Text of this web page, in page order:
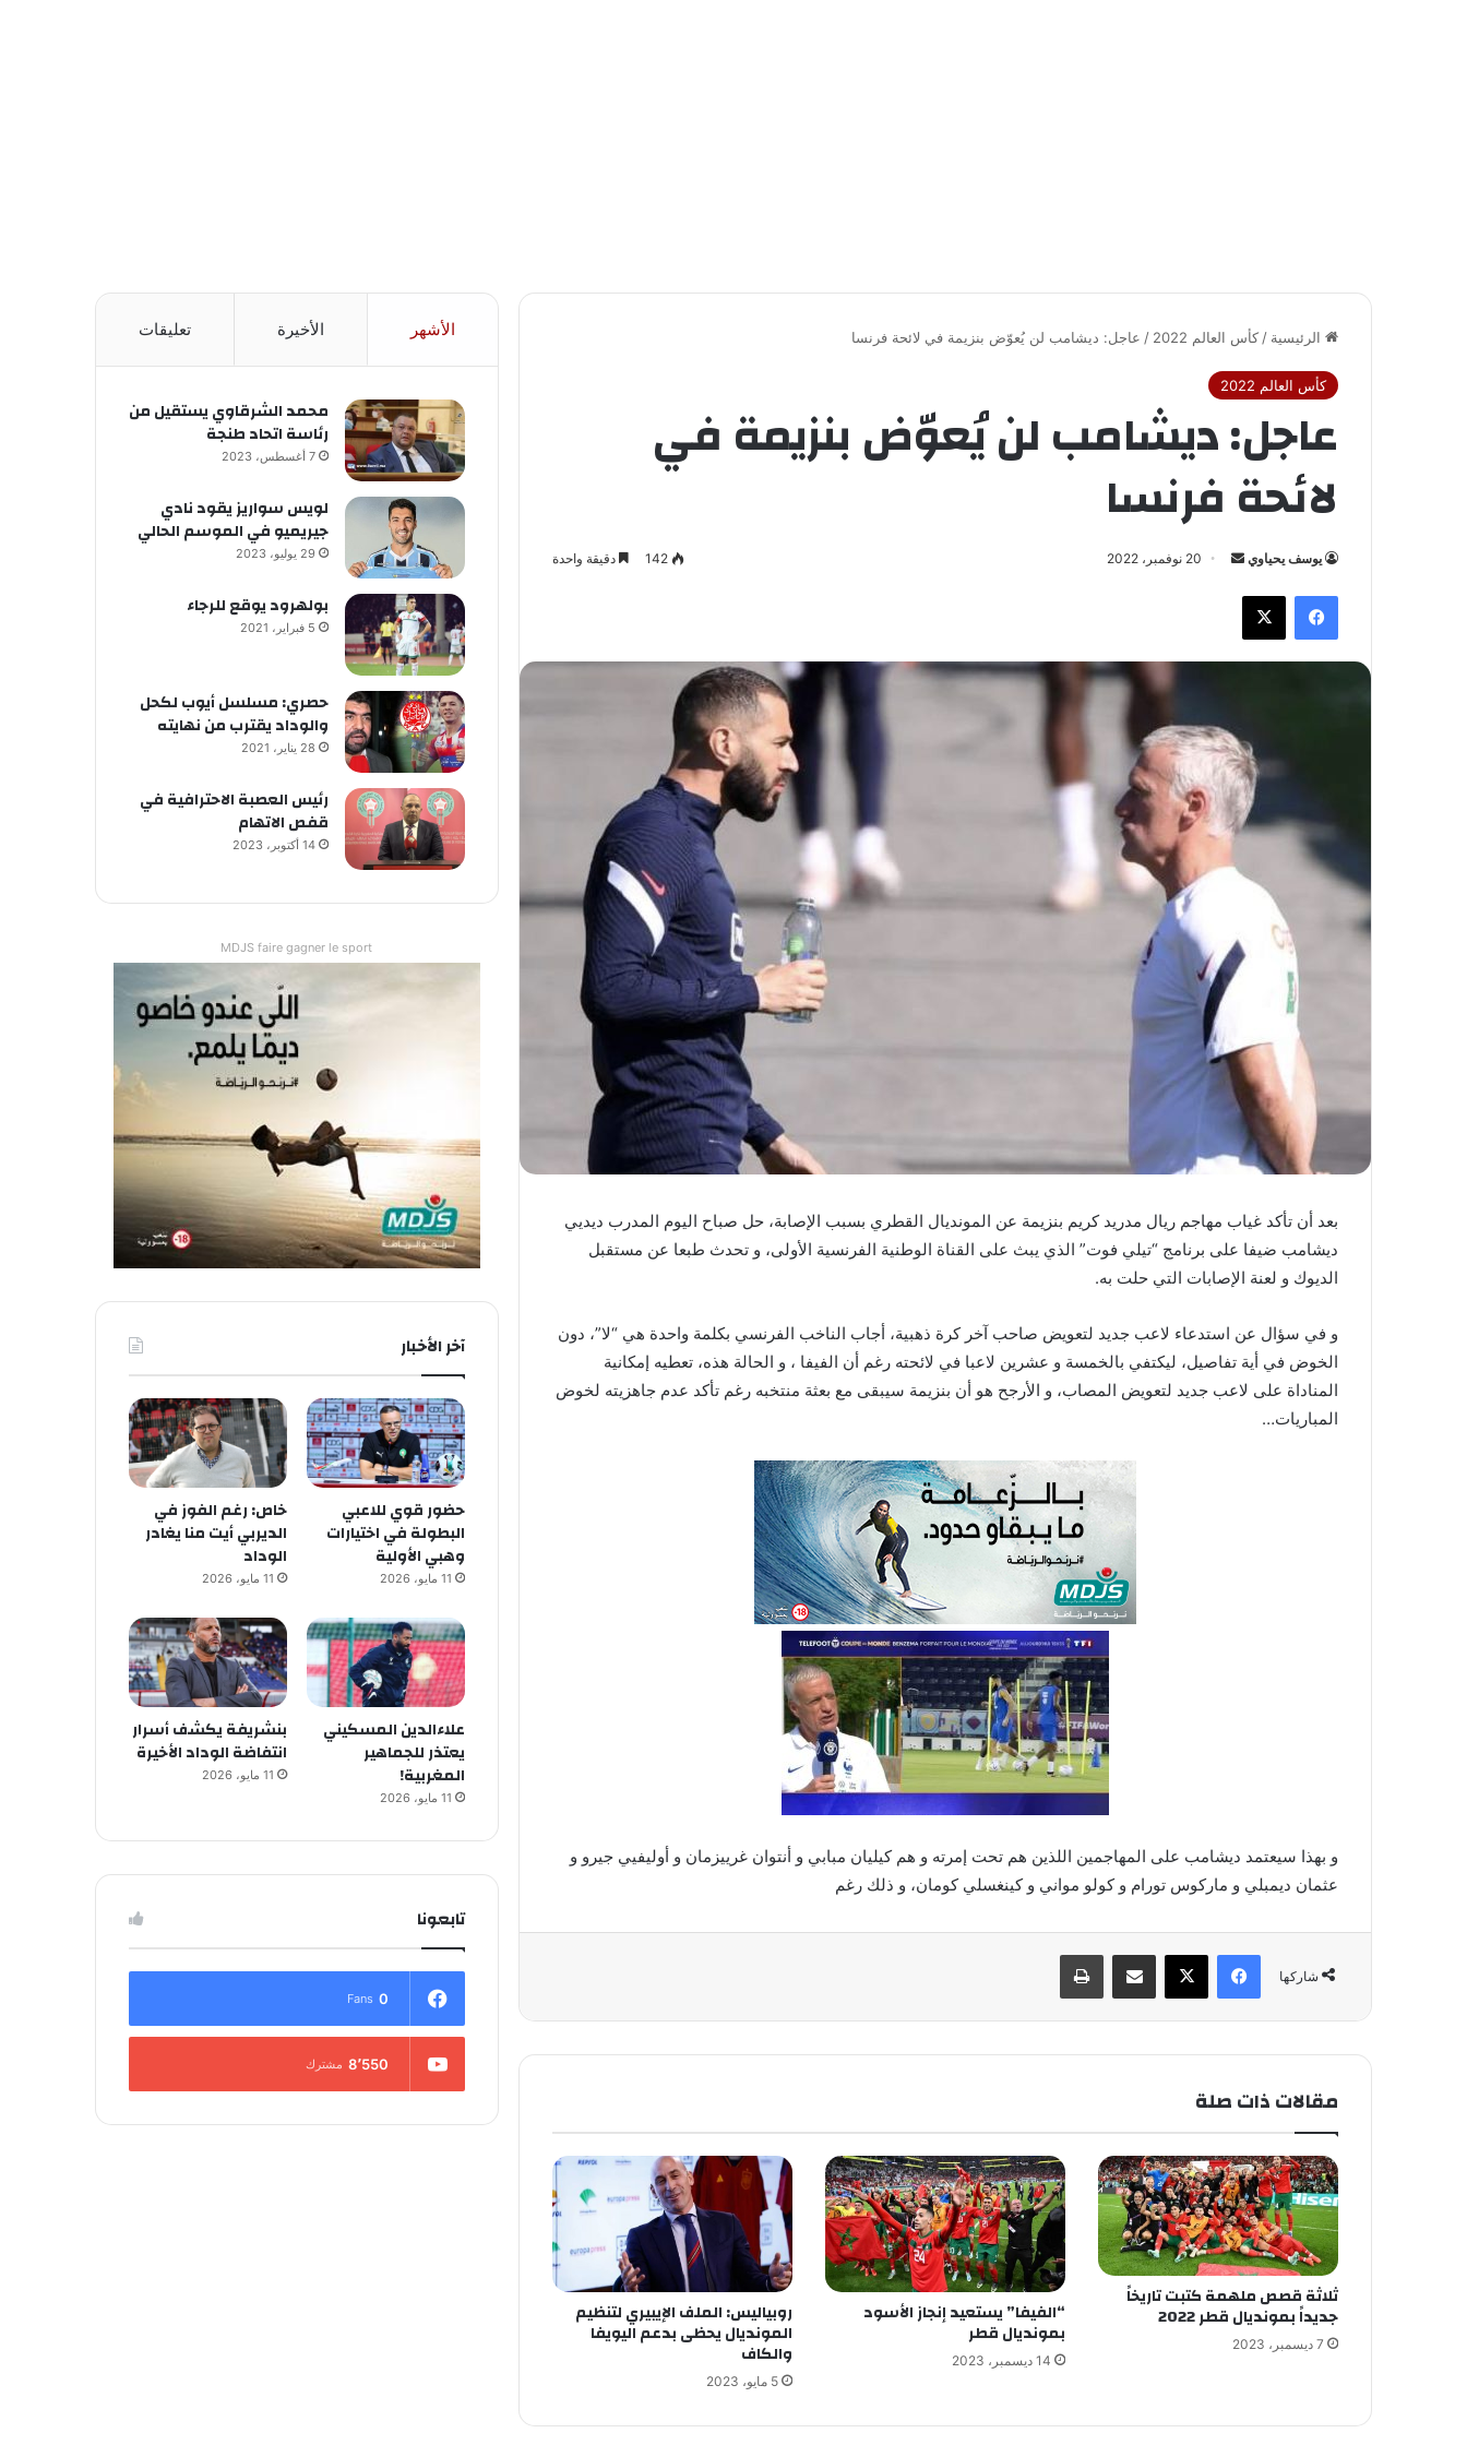
الرئيسية /كأس العالم 2022 / عاجل: ديشامب لن يُعوّض بنزيمة في لائحة فرنسا
كأس العالم 2022
عاجل: ديشامب لن يُعوّض بنزيمة في
لائحة فرنسا
يوسف يحياوي
ب
د
ا
إ
ل
ت
ن
ي
20 نوفمبر، 2022 142 دقيقة واحدة
فيسبوك
بعد أن تأكد غياب مهاجم ريال مدريد كريم بنزيمة عن المونديال القطري بسبب الإصابة، حل صباح اليوم المدرب ديديي
ديشامب ضيفا على برنامج “تيلي فوت” الذي يبث على القناة الوطنية الفرنسية الأولى، و تحدث طبعا عن مستقبل
الديوك و لعنة الإصابات التي حلت به.
و في سؤال عن استدعاء لاعب جديد لتعويض صاحب آخر كرة ذهبية، أجاب الناخب الفرنسي بكلمة واحدة هي “لا”، دون
الخوض في أية تفاصيل، ليكتفي بالخمسة و عشرين لاعبا في لائحته رغم أن الفيفا ، و الحالة هذه، تعطيه إمكانية
المناداة على لاعب جديد لتعويض المصاب، و الأرجح هو أن بنزيمة سيبقى مع بعثة منتخبه رغم تأكد عدم جاهزيته لخوض
المباريات…
و بهذا سيعتمد ديشامب على المهاجمين اللذين هم تحت إمرته و هم كيليان مبابي و أنتوان غرييزمان و أوليفيي جيرو و
عثمان ديمبلي و ماركوس تورام و كولو مواني و كينغسلي كومان، و ذلك رغم
شاركها
فيسبوك
مقالات ذات صلة
ثلاثة قصص ملهمة كتبت تاريخاً
جديداً بمونديال قطر 2022
7 ديسمبر، 2023
“الفيفا” يستعيد إنجاز الأسود
بمونديال قطر
14 ديسمبر، 2023
روبياليس: الملف الإيبيري لتنظيم
المونديال يحظى بدعم اليويفا
والكاف
5 مايو، 2023
الأشهر الأخيرة تعليقات
محمد الشرقاوي يستقيل من
رئاسة اتحاد طنجة
7 أغسطس، 2023
لويس سواريز يقود نادي
جيريميو في الموسم الحالي
29 يوليو، 2023
بولهرود يوقع للرجاء
5 فبراير، 2021
حصري: مسلسل أيوب لكحل
والوداد يقترب من نهايته
28 يناير، 2021
رئيس العصبة الاحترافية في
قفص الاتهام
14 أكتوبر، 2023
MDJS faire gagner le sport
آخر الأخبار
حضور قوي للاعبي
البطولة في اختيارات
وهبي الأولية
11 مايو، 2026
خاص: رغم الفوز في
الديربي أيت منا يغادر
الوداد
11 مايو، 2026
علاءالدين المسكيني
يعتذر للجماهير
المغربية!
11 مايو، 2026
بنشريفة يكشف أسرار
انتفاضة الوداد الأخيرة
11 مايو، 2026
تابعونا
0
Fans
8٬550 مشترك